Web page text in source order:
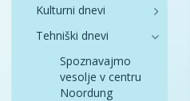
Kulturni dnevi
Tehniški dnevi
Spoznavajmo
vesolje v centru
Noordung